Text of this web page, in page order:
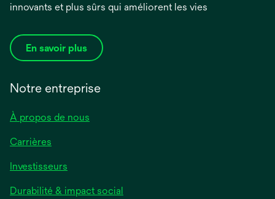
innovants et plus sûrs qui améliorent les vies
En savoir plus
Notre entreprise
À propos de nous
Carrières
Investisseurs
Durabilité & impact social